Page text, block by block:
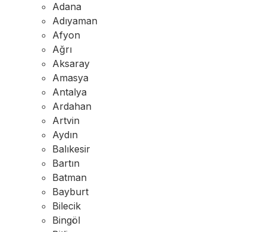
Adana
Adıyaman
Afyon
Ağrı
Aksaray
Amasya
Antalya
Ardahan
Artvin
Aydın
Balıkesir
Bartın
Batman
Bayburt
Bilecik
Bingöl